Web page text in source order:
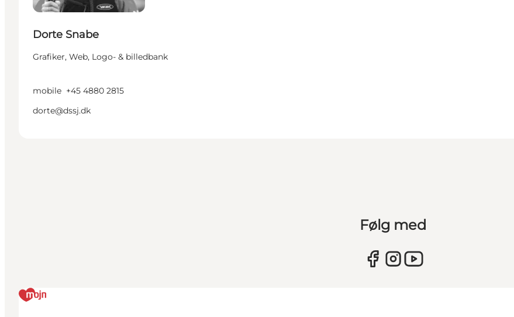
Dorte Snabe
Grafiker, Web, Logo- & billedbank
mobile +45 4880 2815
dorte@dssj.dk
Følg med